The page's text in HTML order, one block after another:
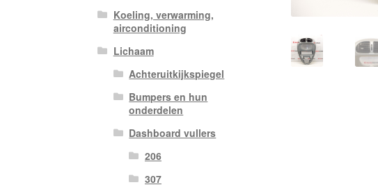
Koeling, verwarming,
airconditioning
Lichaam
Achteruitkijkspiegel
Bumpers en hun
onderdelen
Dashboard vullers
206
307